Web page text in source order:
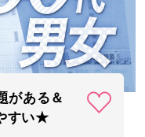
がある＆
すい★